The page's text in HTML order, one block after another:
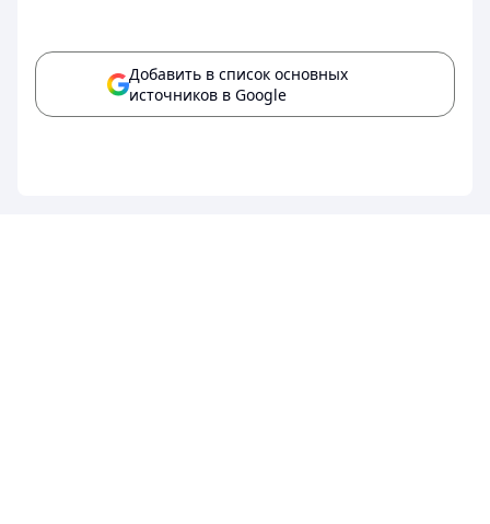
Добавить в список основных
источников в Google